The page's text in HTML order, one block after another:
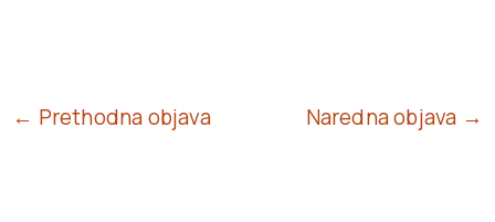
← Prethodna objava Naredna objava →